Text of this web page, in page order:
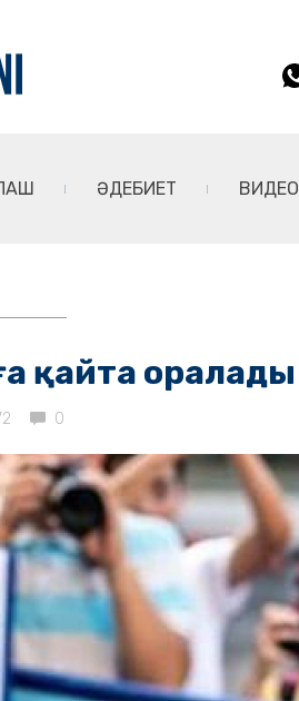
ӘДЕБИЕТ ВИДЕО
қайта оралады
0